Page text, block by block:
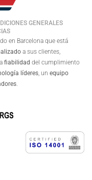
GENERALES
en Barcelona que está
a sus clientes,
fiabilidad del cumplimiento
líderes, un equipo
.